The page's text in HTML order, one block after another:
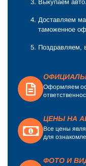
Выкупаем авто.
Доставляем
таможенное
Поздравляем,
Оформляем
ЦЕНЫ НА
Все цены
для
ФОТО И